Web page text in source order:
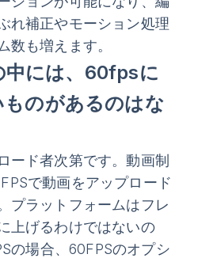
れ補正やモーション処理
数も増えます。
中には、60fpsに
のがあるのはな
ード者次第です。動画制
で動画をアップロード
プラットフォームはフレ
上げるわけではないの
の場合、60FPSのオプシ